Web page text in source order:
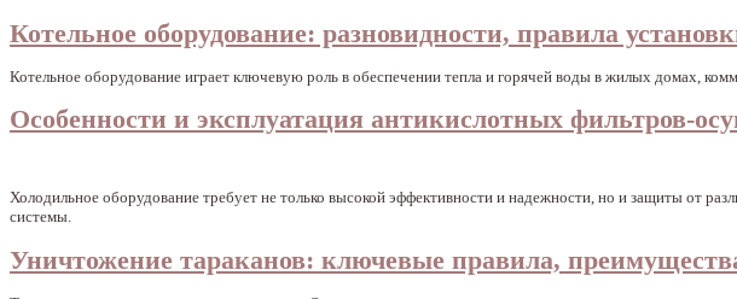
Котельное оборудование: разновидности, правила
Котельное оборудование играет ключевую роль в обеспечении тепла и горячей воды в жилых домах,
Особенности и эксплуатация антикислотных фильтров-
Холодильное оборудование требует не только высокой эффективности и надежности, но и защиты от
системы.
Уничтожение тараканов: ключевые правила,